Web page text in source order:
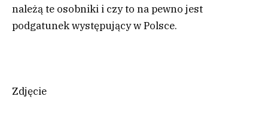
należą te osobniki i czy to na pewno jest
podgatunek występujący w Polsce.
Zdjęcie